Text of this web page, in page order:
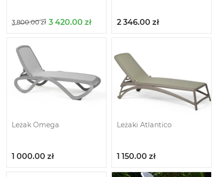
3 800.00zł 3 420.00 zł 2 346.00 zł
Leżak Omega
1 000.00 zł
Leżaki Atlantico
1 150.00 zł